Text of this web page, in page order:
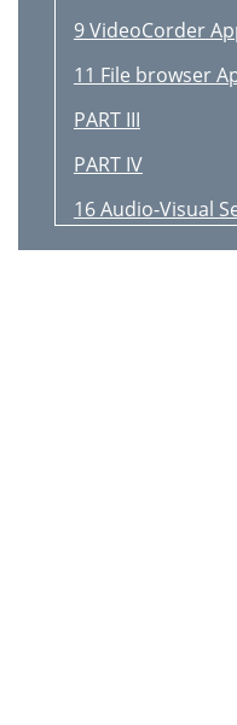
9 VideoCorder
11 File browser
PART III
PART IV
16 Audio-Visual
17 Hardware